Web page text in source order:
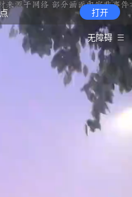
打开
无障碍